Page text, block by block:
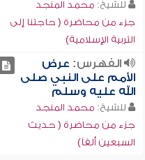
للشيخ: محمد المنجد
جزء من محاضرة ( حاجتنا إلى
التربية الإسلامية)
الفهرس: عرض
الأمم على النبي صلى
الله عليه وسلم
للشيخ: محمد المنجد
جزء من محاضرة ( حديث
السبعين ألفاً)